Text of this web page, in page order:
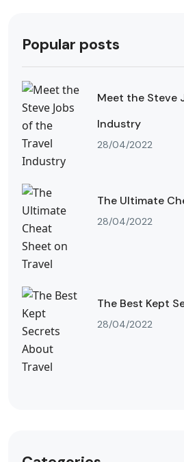
Popular posts
Meet the Steve
Industry
28/04/2022
The Ultimate
28/04/2022
The Best Kept
28/04/2022